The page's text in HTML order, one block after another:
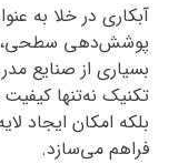
آبکاری در خلا به
پوشش‌دهی سطحی،
بسیاری از صنایع
تکنیک نه‌تنها
بلکه امکان ایجاد
فراهم می‌سازد.